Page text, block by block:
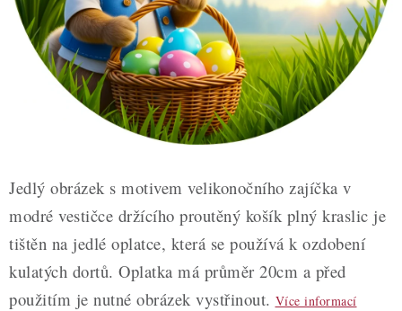
TÉMATICKÉ PRODUKTY
PROFI BALENÍ
Nepřevzetí zásilky na dobírku
Obchodní podmínky
Hodnocení obchodu
Blog
Moje objednávka
Podmínky ochrany osobních údajů
Jedlý obrázek s motivem velikonočního zajíčka v
modré vestičce držícího proutěný košík plný kraslic je
tištěn na jedlé oplatce, která se používá k ozdobení
kulatých dortů. Oplatka má průměr 20cm a před
použitím je nutné obrázek vystřinout. Více informací